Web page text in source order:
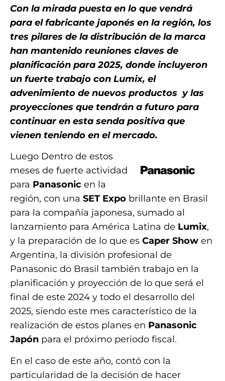
Con la mirada puesta en lo que vendrá
para el fabricante japonés en la región, los
tres pilares de la distribución de la marca
han mantenido reuniones claves de
planificación para 2025, donde incluyeron
un fuerte trabajo con Lumix, el
advenimiento de nuevos productos y las
proyecciones que tendrán a futuro para
continuar en esta senda positiva que
vienen teniendo en el mercado.
Luego Dentro de estos
meses de fuerte actividad
para Panasonic en la
región, con una SET Expo brillante en Brasil
para la compañía japonesa, sumado al
lanzamiento para América Latina de Lumix,
y la preparación de lo que es Caper Show en
Argentina, la división profesional de
Panasonic do Brasil también trabajo en la
planificación y proyección de lo que será el
final de este 2024 y todo el desarrollo del
2025, siendo este mes característico de la
realización de estos planes en Panasonic
Japón para el próximo periodo fiscal.
En el caso de este año, contó con la
particularidad de la decisión de hacer